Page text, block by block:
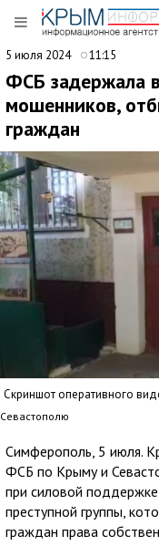
5 июля 2024 11:15
ФСБ задержала
мошенников,
граждан
Скриншот оперативного
Севастополю
Симферополь, 5 июля.
ФСБ по Крыму и
при силовой
преступной группы,
граждан права